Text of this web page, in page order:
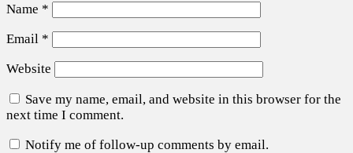
Name *
Email *
Website
Save my name, email, and website in this browser for the
next time I comment.
Notify me of follow-up comments by email.